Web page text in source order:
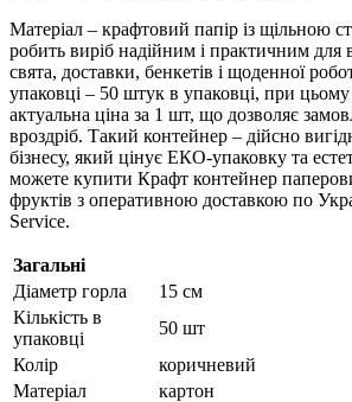
Матеріал – крафтовий папір із щільною
робить виріб надійним і практичним для
свята, доставки, бенкетів і щоденної
упаковці – 50 штук в упаковці, при цьому
актуальна ціна за 1 шт, що дозволяє
вроздріб. Такий контейнер – дійсно
бізнесу, який цінує ЕКО-упаковку та
можете купити Крафт контейнер
фруктів з оперативною доставкою по
Service.
Загальні
Діаметр горла
15 см
Кількість в
упаковці
50 шт
Колір
коричневий
Матеріал
картон